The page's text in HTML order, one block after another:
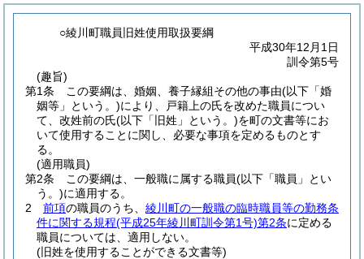
○綾川町職員旧姓使用取扱要綱
平成30年12月1日
訓令第5号
(趣旨)
第1条
この要綱は、婚姻、養子縁組その他の事由(以下「婚
姻等」という。)により、戸籍上の氏を改めた職員につい
て、改姓前の氏(以下「旧姓」という。)を町の文書等にお
いて使用することに関し、必要な事項を定めるものとす
る。
(適用職員)
第2条
この要綱は、一般職に属する職員(以下「職員」とい
う。)に適用する。
2
前項の職員のうち、 綾川町の一般職の臨時職員等の勤務条
件に関する規程(平成25年綾川町訓令第1号)第2条に定める
職員については、適用しない。
(旧姓を使用することができる文書等)